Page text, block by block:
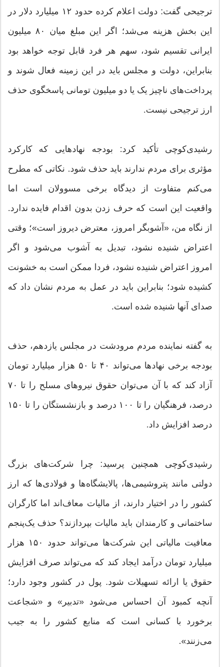
ترجیحی گفت: دولت اعلام کرده حدود ۱۲ میلیارد دلار در
این بخش هزینه می‌شد؛ اگر این مبلغ میان ۸۰ میلیون
ایرانی تقسیم شود، سهم هر فرد قابل توجه خواهد بود
بنابراین، دولت و مجلس باید در این زمینه فعال شوند و
پرداخت‌های ناچیز یک یا دو میلیون تومانی پاسخگوی حذف
ارز ترجیحی نیست.
رشیدی‌کوچی تأکید کرد: بودجه نهادهایی که کارکرد
مؤثری برای مردم ندارند باید حذف شود. نکاتی که مطرح
می‌کنم متفاوت از دیدگاه برخی مسوولان است اما
واقعیت این است که حرف زدن بدون اقدام فایده ندارد.
از نگاه من، «آشوبگر امروز، معترض دیروز است»؛ وقتی
اعتراض شنیده نشود، تبدیل به آشوب می‌شود و اگر
امروز اعتراض شنیده نشود، فردا ممکن است به خشونت
کشیده شود؛ بنابراین باید در عمل به مردم نشان داد که
صدای آنها شنیده شده است.
به گفته نماینده مردم مرودشت در مجلس یازدهم، حذف
بودجه برخی نهادها می‌تواند ۴۰ تا ۵۰ هزار میلیارد تومان
آزاد کند که با آن می‌توان حقوق نیروهای مسلح را تا ۷۰
درصد، فرهنگیان را تا ۱۰۰ درصد و بازنشستگان را تا ۱۵۰
درصد افزایش داد.
رشیدی‌کوچی همچنین پرسید: چرا شرکت‌های بزرگ
دولتی مانند پتروشیمی‌ها، پالایشگاه‌ها و فولادی‌ها که ارز
کشور را در اختیار دارند، از مالیات معاف‌اند اما کارگران
ساختمانی و کارمندان باید مالیات بپردازند؟ حذف یک‌پنجم
معافیت مالیاتی این شرکت‌ها می‌تواند حدود ۱۵۰ هزار
میلیارد تومان درآمد ایجاد کند که می‌تواند صرف افزایش
حقوق یا ارائه تسهیلات شود. پول در کشور وجود دارد؛
آنچه کمبود آن احساس می‌شود «تدبیر» و «شجاعت
برخورد با کسانی است که منابع کشور را به جیب
می‌زنند».